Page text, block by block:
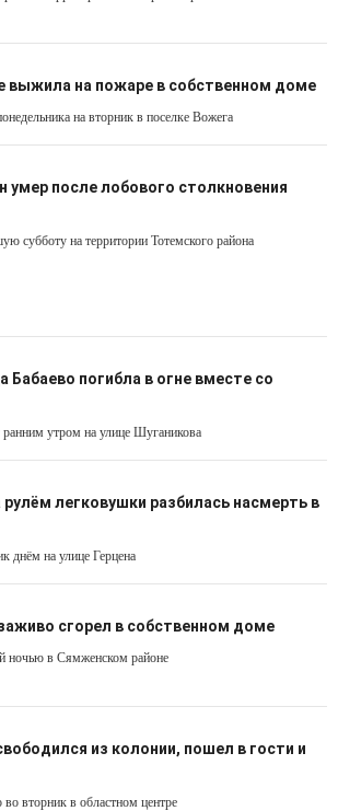
выжила на пожаре в собственном доме
на вторник в поселке Вожега
умер после лобового столкновения
субботу на территории Тотемского района
Бабаево погибла в огне вместе со
утром на улице Шуганикова
легковушки разбилась насмерть в
днём на улице Герцена
сгорел в собственном доме
ночью в Сямженском районе
из колонии, пошел в гости и
вторник в областном центре